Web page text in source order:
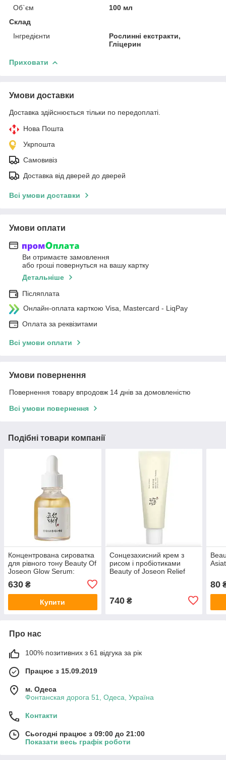
Об`єм
100 мл
Склад
Інгредієнти
Рослинні екстракти,
Гліцерин
Приховати
Умови доставки
Доставка здійснюється тільки по передоплаті.
Нова Пошта
Укрпошта
Самовивіз
Доставка від дверей до дверей
Всі умови доставки
Умови оплати
Ви отримаєте замовлення
або гроші повернуться на вашу картку
Детальніше
Післяплата
Онлайн-оплата карткою Visa, Mastercard - LiqPay
Оплата за реквізитами
Всі умови оплати
Умови повернення
Повернення товару впродовж 14 днів за домовленістю
Всі умови повернення
Подібні товари компанії
Концентрована сироватка
для рівного тону Beauty Of
Joseon Glow Serum:
Propolis + Niacinamide 30
мл
630 ₴
Купити
Сонцезахисний крем з
рисом і пробіотиками
Beauty of Joseon Relief
740₴
80
Про нас
100% позитивних з 61 відгука за рік
Працює з 15.09.2019
м. Одеса
Фонтанская дорога 51, Одеса, Україна
Контакти
Сьогодні працює з 09:00 до 21:00
Показати весь графік роботи